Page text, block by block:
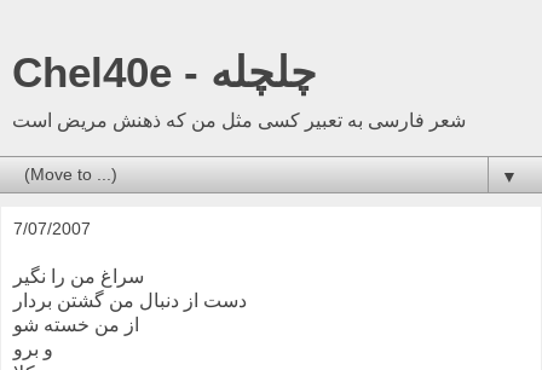
Chel40e - چلچله
شعر فارسی به تعبیر کسی مثل من که ذهنش مریض است
▼
7/07/2007
سراغ من را نگیر
دست از دنبال من گشتن بردار
از من خسته شو
و برو